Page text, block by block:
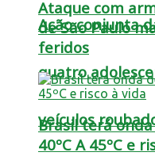
Ação conjunta
quatro
veículos
Ataque com
de São Paulo
feridos
Brasil terá
40ºC A 45ºC e